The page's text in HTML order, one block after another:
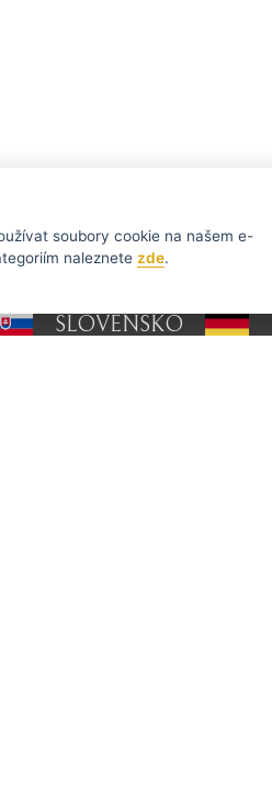
SLOVENSKO
soubory cookie na našem e-
naleznete zde.